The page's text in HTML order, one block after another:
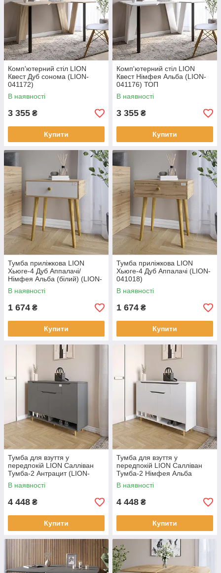
Комп'ютерний стіл LION
Квест Дуб сонома (LION-
041172)
В наявності
3 355 ₴
Купити
Комп'ютерний стіл LION
Квест Німфея Альба (LION-
041176) ТОП
В наявності
3 355 ₴
Купити
Тумба приліжкова LION
Хьюге-4 Дуб Аппалачі/
Німфея Альба (білий) (LION-
041019)
В наявності
1 674 ₴
Купити
Тумба приліжкова LION
Хьюге-4 Дуб Аппалачі (LION-
041018)
В наявності
1 674 ₴
Купити
Тумба для взуття у
передпокій LION Салліван
Тумба-2 Антрацит (LION-
041118) ТОП
В наявності
4 448 ₴
Купити
Тумба для взуття у
передпокій LION Салліван
Тумба-2 Німфея Альба
(білий) (LION-041142) ТОП
В наявності
4 448 ₴
Купити